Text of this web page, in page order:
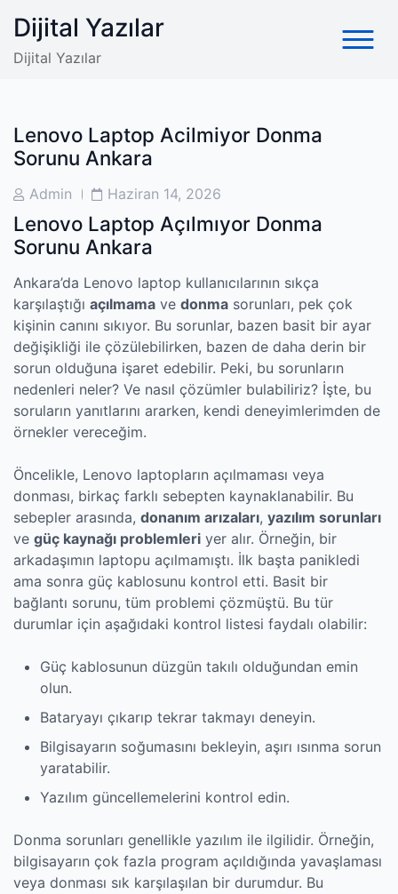
content
Dijital Yazılar
Dijital Yazılar
Lenovo Laptop Acilmiyor Donma
Sorunu Ankara
PostAdmin
PostHaziran 14, 2026
Lenovo Laptop Açılmıyor Donma
Sorunu Ankara
Ankara’da Lenovo laptop kullanıcılarının sıkça
karşılaştığı açılmama ve donma sorunları, pek çok
kişinin canını sıkıyor. Bu sorunlar, bazen basit bir ayar
değişikliği ile çözülebilirken, bazen de daha derin bir
sorun olduğuna işaret edebilir. Peki, bu sorunların
nedenleri neler? Ve nasıl çözümler bulabiliriz? İşte, bu
soruların yanıtlarını ararken, kendi deneyimlerimden de
örnekler vereceğim.
Öncelikle, Lenovo laptopların açılmaması veya
donması, birkaç farklı sebepten kaynaklanabilir. Bu
sebepler arasında, donanım arızaları, yazılım sorunları
ve güç kaynağı problemleri yer alır. Örneğin, bir
arkadaşımın laptopu açılmamıştı. İlk başta panikledi
ama sonra güç kablosunu kontrol etti. Basit bir
bağlantı sorunu, tüm problemi çözmüştü. Bu tür
durumlar için aşağıdaki kontrol listesi faydalı olabilir:
Güç kablosunun düzgün takılı olduğundan emin
olun.
Bataryayı çıkarıp tekrar takmayı deneyin.
Bilgisayarın soğumasını bekleyin, aşırı ısınma sorun
yaratabilir.
Yazılım güncellemelerini kontrol edin.
Donma sorunları genellikle yazılım ile ilgilidir. Örneğin,
bilgisayarın çok fazla program açıldığında yavaşlaması
veya donması sık karşılaşılan bir durumdur. Bu